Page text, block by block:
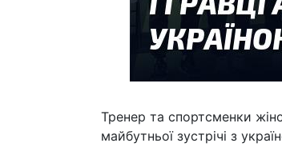
Тренер та спортсменки
майбутньої зустрічі з